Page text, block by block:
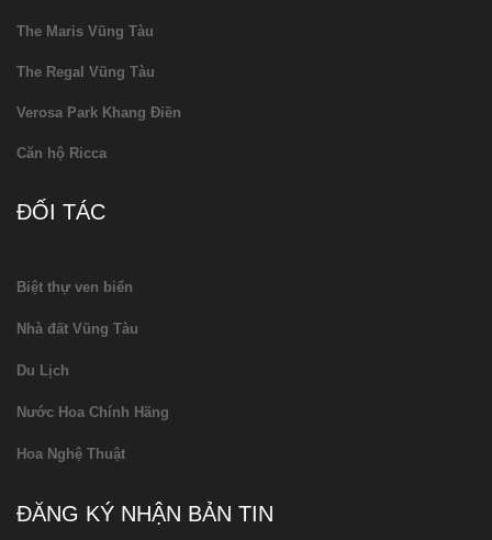
The Maris Vũng Tàu
The Regal Vũng Tàu
Verosa Park Khang Điền
Căn hộ Ricca
ĐỐI TÁC
Biệt thự ven biển
Nhà đất Vũng Tàu
Du Lịch
Nước Hoa Chính Hãng
Hoa Nghệ Thuật
ĐĂNG KÝ NHẬN BẢN TIN